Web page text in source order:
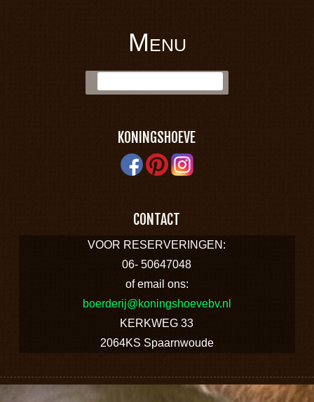
BOERDERIJ
KONINGSHOEVE
Menu
KONINGSHOEVE
CONTACT
VOOR RESERVERINGEN:
06- 50647048
of email ons:
boerderij@koningshoevebv.nl
KERKWEG 33
2064KS Spaarnwoude